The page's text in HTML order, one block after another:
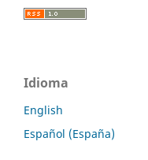
Idioma
English
Español (España)